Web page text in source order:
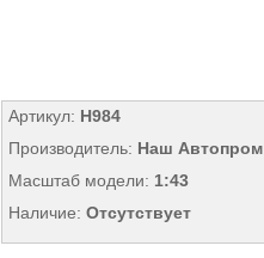
Артикул: Н984
Производитель: Наш Автопром
Масштаб модели: 1:43
Наличие: Отсутствует